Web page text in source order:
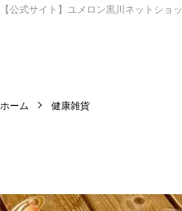
【公式サイト】ユメロン黒川ネットショ
ホーム 健康雑貨